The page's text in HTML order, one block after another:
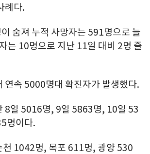
례다.
숨져 누적 사망자는 591명으로 늘
는 10명으로 지난 11일 대비 2명 줄
연속 5000명대 확진자가 발생했다.
8일 5016명, 9일 5863명, 10일 53
명이다.
1042명, 목포 611명, 광양 530